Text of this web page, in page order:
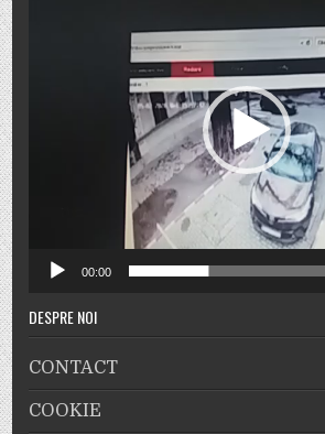
00:00
DESPRE NOI
CONTACT
COOKIE